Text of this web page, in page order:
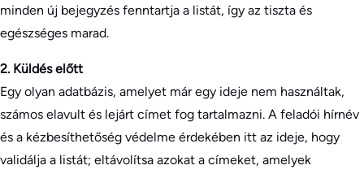
minden új bejegyzés fenntartja a listát, így az tiszta és
egészséges marad.
2. Küldés előtt
Egy olyan adatbázis, amelyet már egy ideje nem használtak,
számos elavult és lejárt címet fog tartalmazni. A feladói hírnév
és a kézbesíthetőség védelme érdekében itt az ideje, hogy
validálja a listát; eltávolítsa azokat a címeket, amelyek